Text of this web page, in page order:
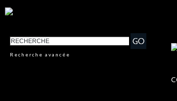
Recherche avancée